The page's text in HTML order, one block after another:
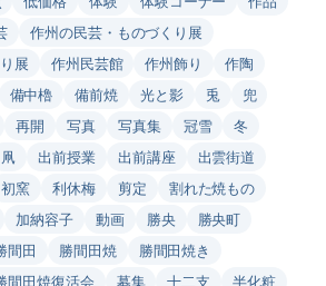
作州の民芸・ものづくり展
展
作州民芸館 作州飾り
作陶
備中櫓 備前焼 光と影 兎
兜
再開 写真 写真集 冠雪
冬
凧 出前授業 出前講座
出雲街道
初窯 利休梅 剪定
割れた焼もの
加納容子 動画 勝央
勝央町
間田 勝間田焼
勝間田焼き
間田焼復活会 募集 十二支
半化粧